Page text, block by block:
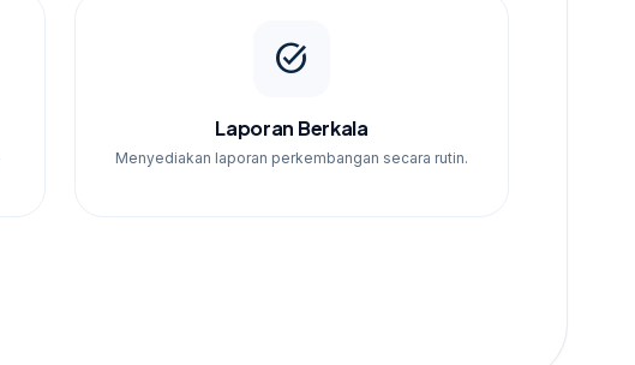
task_alt
Laporan Berkala
Menyediakan laporan perkembangan secara rutin.